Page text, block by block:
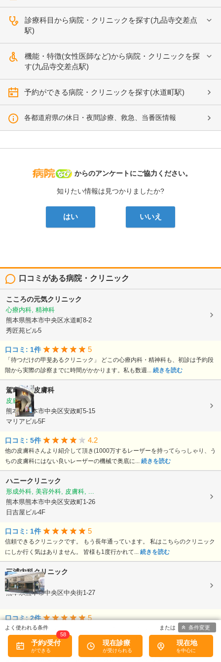
診療科目から病院・クリニックを探す(九品寺交差点
駅)
機能・特徴(女性医師など)から病院・クリニックを探
す(九品寺交差点駅)
予約ができる病院・クリニックを探す(水道町駅)
各都道府県の休日・夜間診療、救急、当番医情報
病院なび
からのアンケートにご協力ください。
知りたい情報は見つかりましたか?
はい いいえ
口コミがある病院・クリニック
こころの元気クリニック
心療内科, 精神科
熊本県熊本市中央区水道町8-2
秀匠苑ビル5
口コミ: 1件 5
「待つだけの甲斐あるクリニック」 どこの心療内科・精神科も、初診は予約段
階から実際の診察までに時間がかかります。私も数週... 続きを読む
駕町太田皮膚科
皮膚科
熊本県熊本市中央区安政町5-15
マリアビル5F
口コミ: 5件 4.2
他の皮膚科さんより紹介して頂き(1000万するレーザーを持ってらっしゃり、う
ちの皮膚科にはない良いレーザーの機械で奥底に... 続きを読む
ハニークリニック
形成外科, 美容外科, 皮膚科, ...
熊本県熊本市中央区安政町1-26
日吉屋ビル4F
口コミ: 1件 5
信頼できるクリニックです。 もう長年通っています。 私はこちらのクリニック
にしか行く気はありません。 皆様も1度行かれて... 続きを読む
三浦内科クリニック
内科
熊本県熊本市中央区中央街1-27
口コミ: 2件 5
仕事場から近く、便利なので行っています。 先生が優しく、仕事の合間に来る
忙しいワーカーを扱いなれていらっしゃるので、時間...
続きを読む
医療法人FSLCフォーシーズンズレディースクリニック
予約/受付
58
現在診療 現在地
条件変更